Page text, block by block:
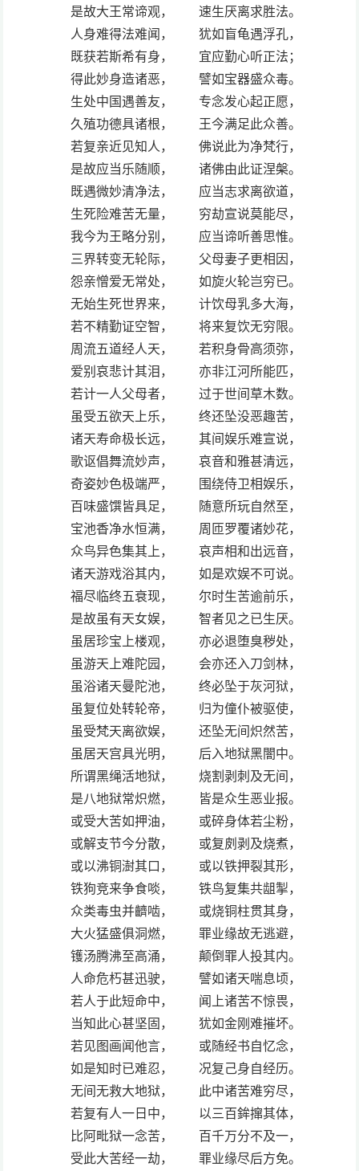
是故大王常谛观， 速生厌离求胜法。
人身难得法难闻， 犹如盲龟遇浮孔，
既获若斯希有身， 宜应勤心听正法；
得此妙身造诸恶， 譬如宝器盛众毒。
生处中国遇善友， 专念发心起正愿，
久殖功德具诸根， 王今满足此众善。
若复亲近见知人， 佛说此为净梵行，
是故应当乐随顺， 诸佛由此证涅槃。
既遇微妙清净法， 应当志求离欲道，
生死险难苦无量， 穷劫宣说莫能尽，
我今为王略分别， 应当谛听善思惟。
三界转变无轮际， 父母妻子更相因，
怨亲憎爱无常处， 如旋火轮岂穷已。
无始生死世界来， 计饮母乳多大海，
若不精勤证空智， 将来复饮无穷限。
周流五道经人天， 若积身骨高须弥，
爱别哀悲计其泪， 亦非江河所能匹，
若计一人父母者， 过于世间草木数。
虽受五欲天上乐， 终还坠没恶趣苦，
诸天寿命极长远， 其间娱乐难宣说，
歌讴倡舞流妙声， 哀音和雅甚清远，
奇姿妙色极端严， 围绕侍卫相娱乐，
百味盛馔皆具足， 随意所玩自然至，
宝池香净水恒满， 周匝罗覆诸妙花，
众鸟异色集其上， 哀声相和出远音，
诸天游戏浴其内， 如是欢娱不可说。
福尽临终五衰现， 尔时生苦逾前乐，
是故虽有天女娱， 智者见之已生厌。
虽居珍宝上楼观， 亦必退堕臭秽处，
虽游天上难陀园， 会亦还入刀剑林，
虽浴诸天曼陀池， 终必坠于灰河狱，
虽复位处转轮帝， 归为僮仆被驱使，
虽受梵天离欲娱， 还坠无间炽然苦，
虽居天宫具光明， 后入地狱黑闇中。
所谓黑绳活地狱， 烧割剥刺及无间，
是八地狱常炽燃， 皆是众生恶业报。
或受大苦如押油， 或碎身体若尘粉，
或解支节今分散， 或复㓟剥及烧煮，
或以沸铜澍其口， 或以铁押裂其形，
铁狗竞来争食啖， 铁鸟复集共龃掣，
众类毒虫并䶩啮， 或烧铜柱贯其身，
大火猛盛俱洞燃， 罪业缘故无逃避，
镬汤腾沸至高涌， 颠倒罪人投其内。
人命危朽甚迅驶， 譬如诸天喘息顷，
若人于此短命中， 闻上诸苦不惊畏，
当知此心甚坚固， 犹如金刚难摧坏。
若见图画闻他言， 或随经书自忆念，
如是知时已难忍， 况复己身自经历。
无间无救大地狱， 此中诸苦难穷尽，
若复有人一日中， 以三百鉾撺其体，
比阿毗狱一念苦， 百千万分不及一，
受此大苦经一劫， 罪业缘尽后方免。